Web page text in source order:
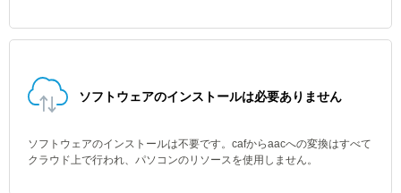
ソフトウェアのインストールは必要ありません
ソフトウェアのインストールは不要です。cafからaacへの変換はすべて
クラウド上で行われ、パソコンのリソースを使用しません。